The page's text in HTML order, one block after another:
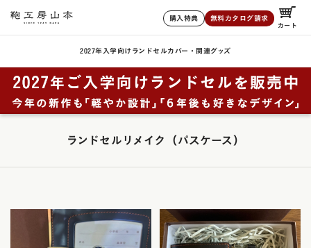
購入特典 無料カタログ請求
カート
2027年入学向けランドセル カバー・関連グッズ
ランドセルリメイク（パスケース）